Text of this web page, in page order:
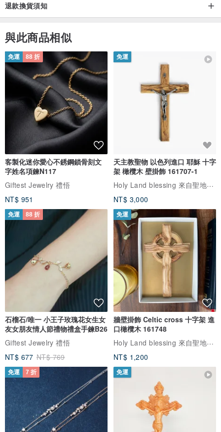
退款換貨須知
與此商品相似
免運 88 折
客製化迷你愛心不銹鋼鎖骨刻文
字姓名項鍊N117
Giftest Jewelry 禮悟
NT$ 951
免運
天主教聖物 以色列進口 耶穌 十字
架 橄欖木 壁掛飾 161707-1
Holy Land blessing 來自聖地的祝福
NT$ 3,000
免運 88 折
石榴石/唯一 小王子玫瑰花女生女
友女朋友情人節禮物禮盒手鍊B26
Giftest Jewelry 禮悟
NT$ 677 NT$ 769
免運
牆壁掛飾 Celtic cross 十字架 進
口橄欖木 161748
Holy Land blessing 來自聖地的祝福
NT$ 1,200
免運 7 折 免運